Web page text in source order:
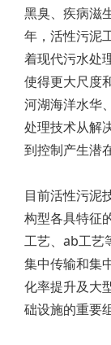
黑臭、疾病滋
年，活性污泥
着现代污水处
使得更大尺度
河湖海洋水华
处理技术从解
到控制产生潜
目前活性污泥
构型各具特征
工艺、ab工艺
集中传输和集
化率提升及大
础设施的重要